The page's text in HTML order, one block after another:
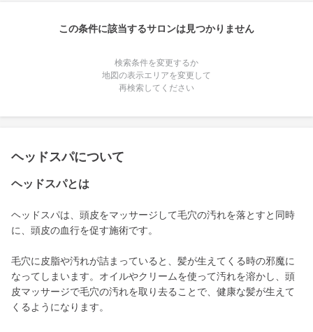
この条件に該当するサロンは見つかりません
検索条件を変更するか
地図の表示エリアを変更して
再検索してください
ヘッドスパについて
ヘッドスパとは
ヘッドスパは、頭皮をマッサージして毛穴の汚れを落とすと同時
に、頭皮の血行を促す施術です。
毛穴に皮脂や汚れが詰まっていると、髪が生えてくる時の邪魔に
なってしまいます。オイルやクリームを使って汚れを溶かし、頭
皮マッサージで毛穴の汚れを取り去ることで、健康な髪が生えて
くるようになります。